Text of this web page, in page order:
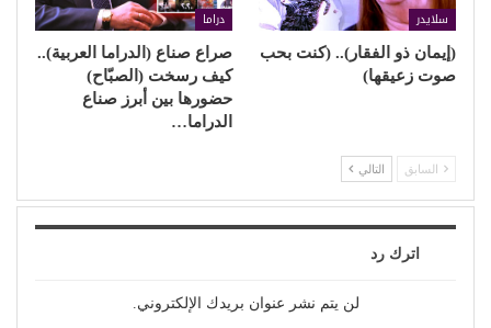
سلايدر
(إيمان ذو الفقار).. (كنت بحب
صوت زعيقها)
دراما
صراع صناع (الدراما العربية)..
كيف رسخت (الصبّاح)
حضورها بين أبرز صناع
الدراما…
السابق التالي
اترك رد
لن يتم نشر عنوان بريدك الإلكتروني.